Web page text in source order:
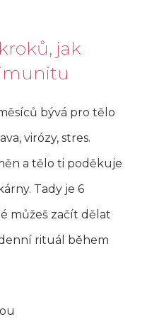
jak
bývá pro tělo
virózy, stres.
a tělo ti poděkuje
Tady je 6
můžeš začít dělat
rituál během